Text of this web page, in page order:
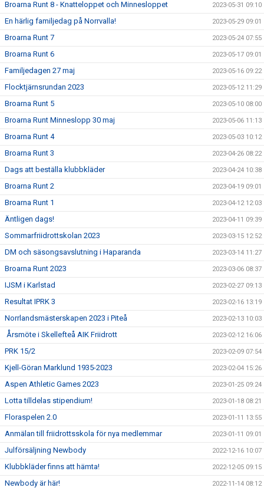
Broarna Runt 8 - Knatteloppet och Minnesloppet 2023-05-31 09:10
En härlig familjedag på Norrvalla! 2023-05-29 09:01
Broarna Runt 7 2023-05-24 07:55
Broarna Runt 6 2023-05-17 09:01
Familjedagen 27 maj 2023-05-16 09:22
Flocktjärnsrundan 2023 2023-05-12 11:29
Broarna Runt 5 2023-05-10 08:00
Broarna Runt Minneslopp 30 maj 2023-05-06 11:13
Broarna Runt 4 2023-05-03 10:12
Broarna Runt 3 2023-04-26 08:22
Dags att beställa klubbkläder 2023-04-24 10:38
Broarna Runt 2 2023-04-19 09:01
Broarna Runt 1 2023-04-12 12:03
Äntligen dags! 2023-04-11 09:39
Sommarfriidrottskolan 2023 2023-03-15 12:52
DM och säsongsavslutning i Haparanda 2023-03-14 11:27
Broarna Runt 2023 2023-03-06 08:37
IJSM i Karlstad 2023-02-27 09:13
Resultat IPRK 3 2023-02-16 13:19
Norrlandsmästerskapen 2023 i Piteå 2023-02-13 10:03
Årsmöte i Skellefteå AIK Friidrott 2023-02-12 16:06
PRK 15/2 2023-02-09 07:54
Kjell-Göran Marklund 1935-2023 2023-02-04 15:26
Aspen Athletic Games 2023 2023-01-25 09:24
Lotta tilldelas stipendium! 2023-01-18 08:21
Floraspelen 2.0 2023-01-11 13:55
Anmälan till friidrottsskola för nya medlemmar 2023-01-11 09:01
Julförsäljning Newbody 2022-12-16 10:07
Klubbkläder finns att hämta! 2022-12-05 09:15
Newbody är här! 2022-11-14 08:12